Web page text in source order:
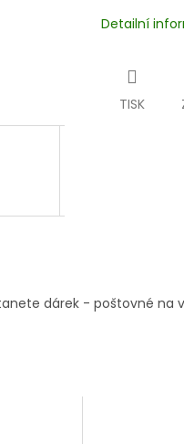
Detailní
TISK
dárek - poštovné na